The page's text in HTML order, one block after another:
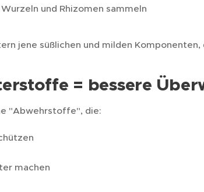
und Rhizomen sammeln
jene süßlichen und milden Komponenten,
= bessere
"Abwehrstoffe", die:
machen